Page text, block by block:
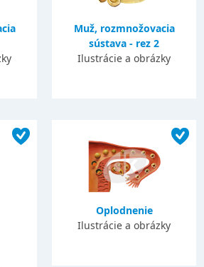
Muž, rozmnožovacia
sústava - rez 2
Ilustrácie a obrázky
Oplodnenie
Ilustrácie a obrázky